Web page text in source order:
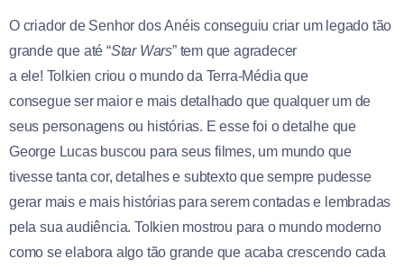
O criador de Senhor dos Anéis conseguiu criar um legado tão
grande que até “Star Wars” tem que agradecer
a ele! Tolkien criou o mundo da Terra-Média que
consegue ser maior e mais detalhado que qualquer um de
seus personagens ou histórias. E esse foi o detalhe que
George Lucas buscou para seus filmes, um mundo que
tivesse tanta cor, detalhes e subtexto que sempre pudesse
gerar mais e mais histórias para serem contadas e lembradas
pela sua audiência. Tolkien mostrou para o mundo moderno
como se elabora algo tão grande que acaba crescendo cada